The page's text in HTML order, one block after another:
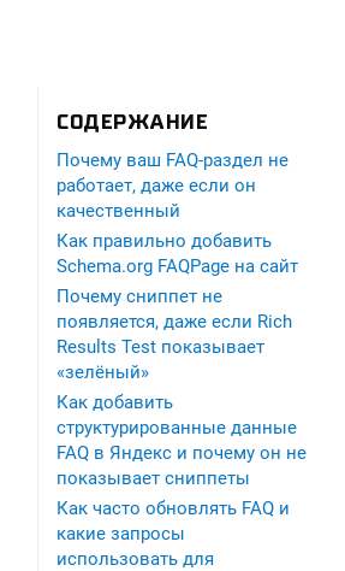
СОДЕРЖАНИЕ
Почему ваш FAQ-раздел не
работает, даже если он
качественный
Как правильно добавить
Schema.org FAQPage на сайт
Почему сниппет не
появляется, даже если Rich
Results Test показывает
«зелёный»
Как добавить
структурированные данные
FAQ в Яндекс и почему он не
показывает сниппеты
Как часто обновлять FAQ и
какие запросы
использовать для